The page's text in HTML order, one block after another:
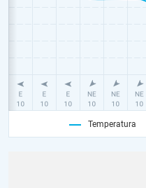
Temperatura